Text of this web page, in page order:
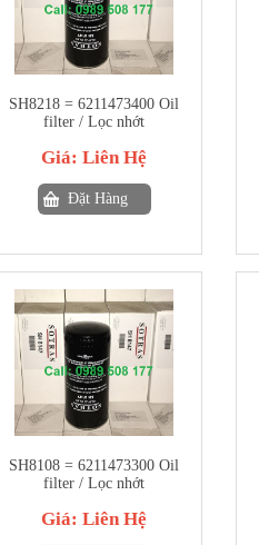
SH8218 = 6211473400 Oil
filter / Lọc nhớt
Giá: Liên Hệ
Đặt Hàng
SH8108 = 6211473300 Oil
filter / Lọc nhớt
Giá: Liên Hệ